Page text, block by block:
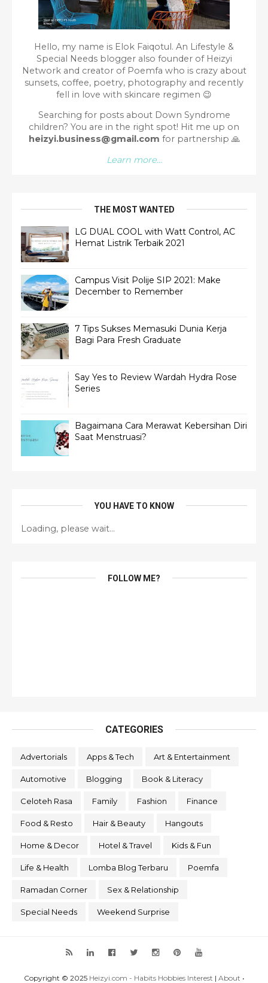
Hello, my name is Elok Faiqotul. An Lifestyle &
Special Needs blogger also founder of Heizyi
Network and creator of Poemfa who is crazy about
sunsets, coffee, poetry, photography and recently
fell in love with skincare regimen 😉
Searching for posts about Down Syndrome
children? You are in the right spot! Hit me up on
heizyi.business@gmail.com for partnership 🙏
Learn more...
THE MOST WANTED
LG DUAL COOL with Watt Control, AC
Hemat Listrik Terbaik 2021
Campus Visit Polije SIP 2021: Make
December to Remember
7 Tips Sukses Memasuki Dunia Kerja
Bagi Para Fresh Graduate
Say Yes to Review Wardah Hydra Rose
Series
Bagaimana Cara Merawat Kebersihan Diri
Saat Menstruasi?
YOU HAVE TO KNOW
Loading, please wait...
FOLLOW ME?
CATEGORIES
Advertorials Apps & Tech Art & Entertainment
Automotive Blogging Book & Literacy
Celoteh Rasa Family Fashion Finance
Food & Resto Hair & Beauty Hangouts
Home & Decor Hotel & Travel Kids & Fun
Life & Health Lomba Blog Terbaru Poemfa
Ramadan Corner Sex & Relationship
Special Needs Weekend Surprise
Copyright © 2025 Heizyi.com - Habits Hobbies Interest | About •